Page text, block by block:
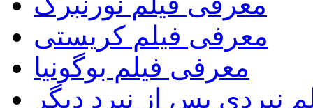
معرفی فیلم کریستی
معرفی فیلم بوگونیا
نبردی پس از نبرد دیگر